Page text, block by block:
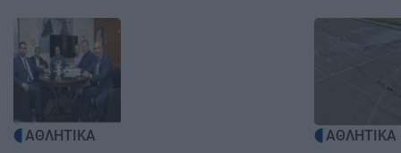
Image
ΑΘΛΗΤΙΚΑ ΑΘΛΗΤΙΚΑ